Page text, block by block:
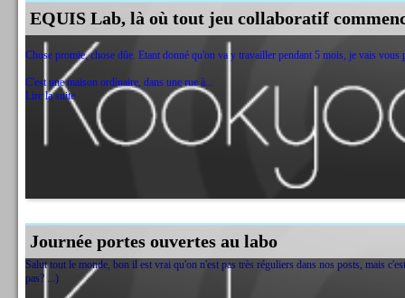
EQUIS Lab, là où tout jeu collaboratif
Chose promie, chose dûe. Etant donné qu'on va y travailler pendant 5 mois, je vais vous
C'est une maison ordinaire, dans une rue à...
Lire la suite
Journée portes ouvertes au labo
Salut tout le monde, bon il est vrai qu'on n'est pas très réguliers dans nos posts, mais
pas? ...)